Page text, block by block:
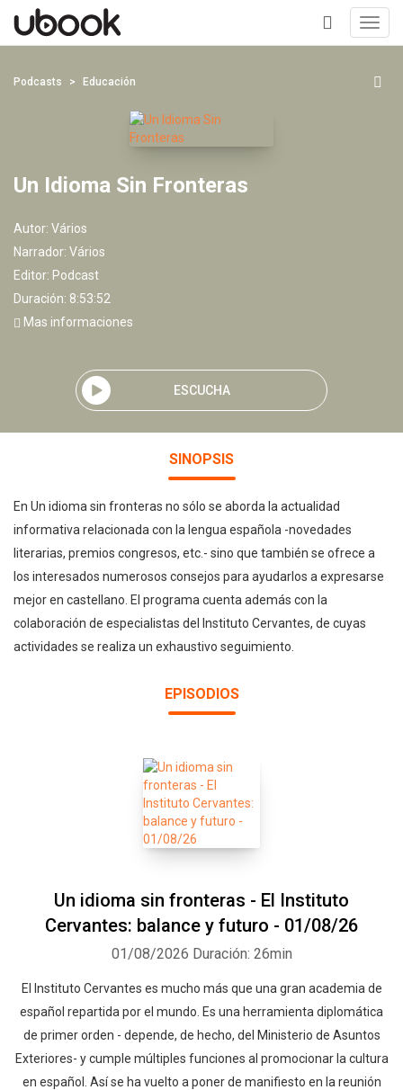
+
Podcasts Educación
Un Idioma Sin Fronteras
Autor: Vários
Narrador: Vários
Editor: Podcast
Duración: 8:53:52
Mas informaciones
ESCUCHA
SINOPSIS
En Un idioma sin fronteras no sólo se aborda la actualidad
informativa relacionada con la lengua española -novedades
literarias, premios congresos, etc.- sino que también se ofrece a
los interesados numerosos consejos para ayudarlos a expresarse
mejor en castellano. El programa cuenta además con la
colaboración de especialistas del Instituto Cervantes, de cuyas
actividades se realiza un exhaustivo seguimiento.
EPISODIOS
Un idioma sin fronteras - El Instituto
Cervantes: balance y futuro - 01/08/26
01/08/2026 Duración: 26min
El Instituto Cervantes es mucho más que una gran academia de
español repartida por el mundo. Es una herramienta diplomática
de primer orden - depende, de hecho, del Ministerio de Asuntos
Exteriores- y cumple múltiples funciones al promocionar la cultura
en español. Así se ha vuelto a poner de manifiesto en la reunión